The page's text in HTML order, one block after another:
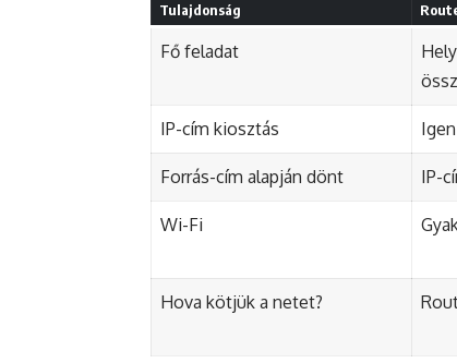
Tulajdonság
Fő feladat
IP-cím kiosztás
Forrás-cím alapján dönt IP-
Wi-Fi
Hova kötjük a netet?